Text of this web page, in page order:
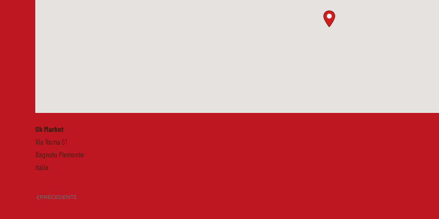
Ok Market
Via Roma 51
Bagnolo Piemonte
Italia
PRECEDENTE